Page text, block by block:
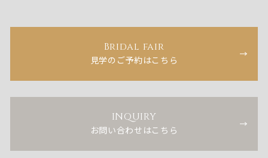
Bridal fair
見学のご予約はこちら
INQUIRY
お問い合わせはこちら